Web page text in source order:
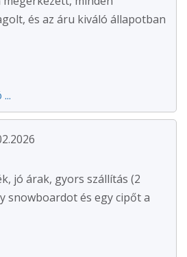
és az áru kiváló állapotban
jó árak, gyors szállítás (2
snowboardot és egy cipőt a